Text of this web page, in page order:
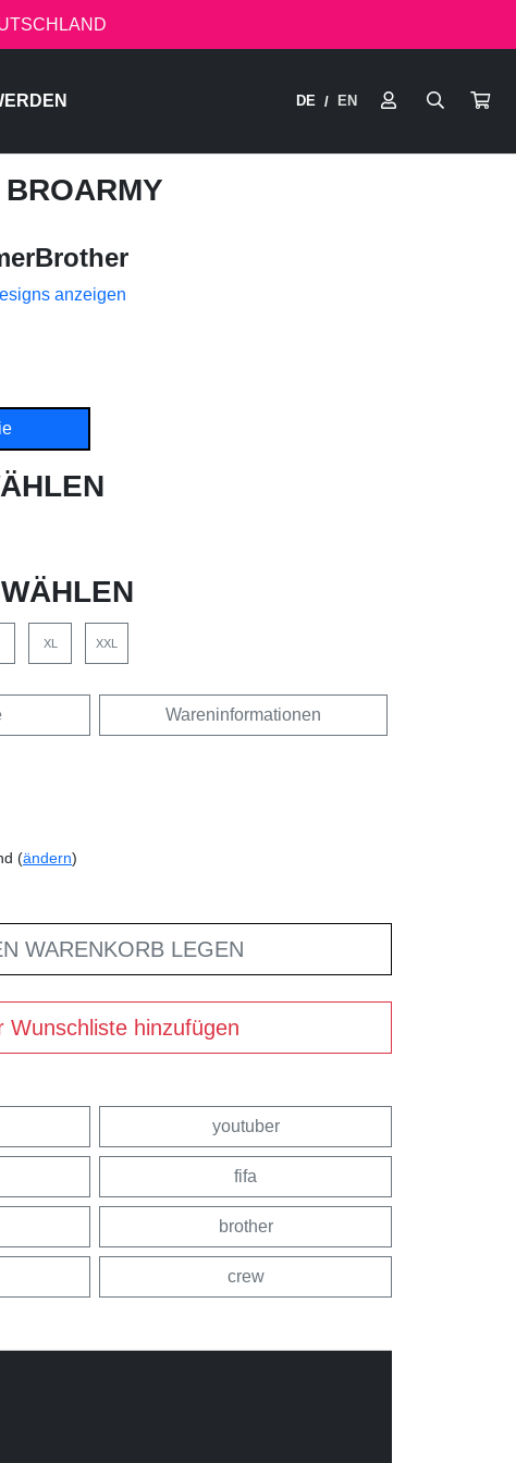
DE / EN
anzeigen
XL XXL
Wareninformationen
(ändern)
WARENKORB LEGEN
Wunschliste hinzufügen
youtuber
fifa
brother
crew